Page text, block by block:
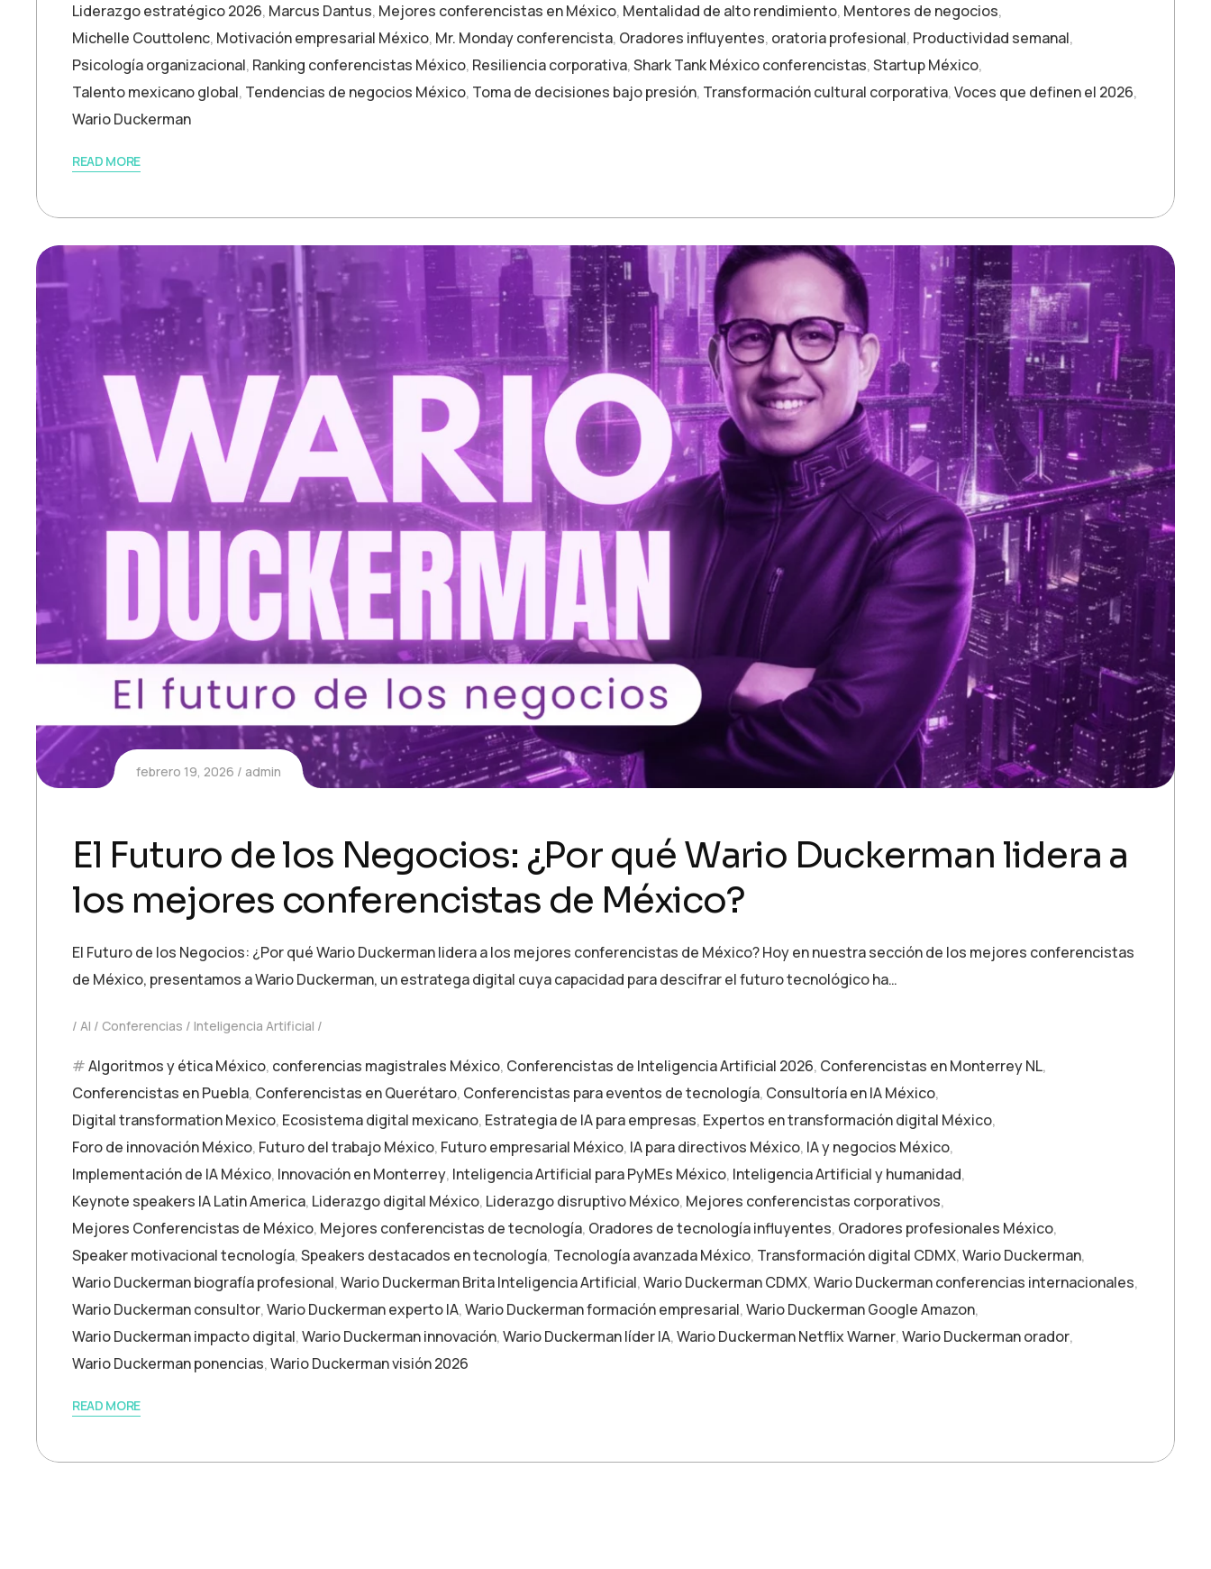
Liderazgo estratégico 2026, Marcus Dantus, Mejores conferencistas en México, Mentalidad de alto rendimiento, Mentores de negocios,
Michelle Couttolenc, Motivación empresarial México, Mr. Monday conferencista, Oradores influyentes, oratoria profesional, Productividad semanal,
Psicología organizacional, Ranking conferencistas México, Resiliencia corporativa,Shark Tank México conferencistas,Startup México,
Talento mexicano global, Tendencias de negocios México, Toma de decisiones bajo presión, Transformación cultural corporativa,Voces que definen el 2026,
Wario Duckerman
READ MORE
febrero 19, 2026 admin
El Futuro de los Negocios: ¿Por qué Wario Duckerman lidera a
los mejores conferencistas de México?
El Futuro de los Negocios: ¿Por qué Wario Duckerman lidera a los mejores conferencistas de México? Hoy en nuestra sección de los mejores conferencistas
de México, presentamos a Wario Duckerman, un estratega digital cuya capacidad para descifrar el futuro tecnológico ha…
AI Conferencias Inteligencia Artificial
Algoritmos y ética México, conferencias magistrales México, Conferencistas de Inteligencia Artificial 2026, Conferencistas en Monterrey NL,
Conferencistas en Puebla, Conferencistas en Querétaro, Conferencistas para eventos de tecnología, Consultoría en IA México,
Digital transformation Mexico, Ecosistema digital mexicano, Estrategia de IA para empresas, Expertos en transformación digital México,
Foro de innovación México, Futuro del trabajo México, Futuro empresarial México, IA para directivos México, IA y negocios México,
Implementación de IA México, Innovación en Monterrey, Inteligencia Artificial para PyMEs México, Inteligencia Artificial y humanidad,
Keynote speakers IA Latin America, Liderazgo digital México, Liderazgo disruptivo México, Mejores conferencistas corporativos,
Mejores Conferencistas de México, Mejores conferencistas de tecnología, Oradores de tecnología influyentes, Oradores profesionales México,
Speaker motivacional tecnología,Speakers destacados en tecnología, Tecnología avanzada México, Transformación digital CDMX,Wario Duckerman,
Wario Duckerman biografía profesional,Wario Duckerman Brita Inteligencia Artificial,Wario Duckerman CDMX,Wario Duckerman conferencias internacionales,
Wario Duckerman consultor,Wario Duckerman experto IA,Wario Duckerman formación empresarial,Wario Duckerman Google Amazon,
Wario Duckerman impacto digital,Wario Duckerman innovación,Wario Duckerman líder IA,Wario Duckerman Netflix Warner,Wario Duckerman orador,
Wario Duckerman ponencias,Wario Duckerman visión 2026
READ MORE